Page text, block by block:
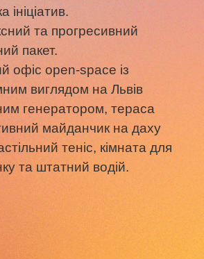
ініціатив.
та прогресивний
пакет.
офіс open-space із
виглядом на Львів
генератором, тераса
майданчик на даху
теніс, кімната для
та штатний водій.